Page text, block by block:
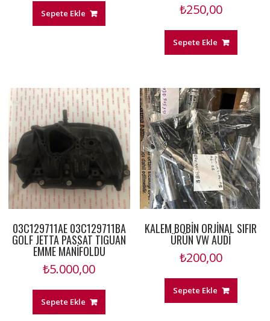
Sepete Ekle ₺250,00
Sepete Ekle
03C129711AE 03C129711BA
GOLF JETTA PASSAT TIGUAN
EMME MANİFOLDU
₺5.000,00
Sepete Ekle
KALEM BOBİN ORJİNAL SIFIR
ÜRÜN VW AUDİ
₺200,00
Sepete Ekle